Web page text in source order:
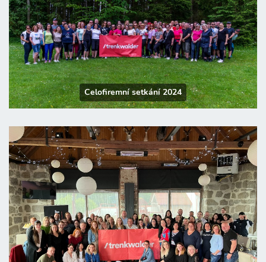
Celofiremní setkání 2024